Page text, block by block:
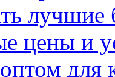
цены и
для